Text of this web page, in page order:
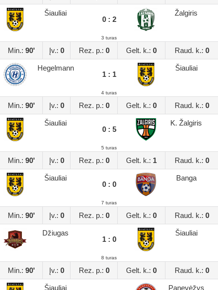
Šiauliai
0 : 2
Žalgiris
3 turas
Min.: 90' Įv.: 0 Rez. p.: 0 Gelt. k.: 0 Raud. k.: 0
Hegelmann
1 : 1
Šiauliai
4 turas
Min.: 90' Įv.: 0 Rez. p.: 0 Gelt. k.: 0 Raud. k.: 0
Šiauliai
0 : 5
K. Žalgiris
5 turas
Min.: 90' Įv.: 0 Rez. p.: 0 Gelt. k.: 1 Raud. k.: 0
Šiauliai
0 : 0
Banga
7 turas
Min.: 90' Įv.: 0 Rez. p.: 0 Gelt. k.: 0 Raud. k.: 0
Džiugas
1 : 0
Šiauliai
8 turas
Min.: 90' Įv.: 0 Rez. p.: 0 Gelt. k.: 0 Raud. k.: 0
Šiauliai Panevėžys